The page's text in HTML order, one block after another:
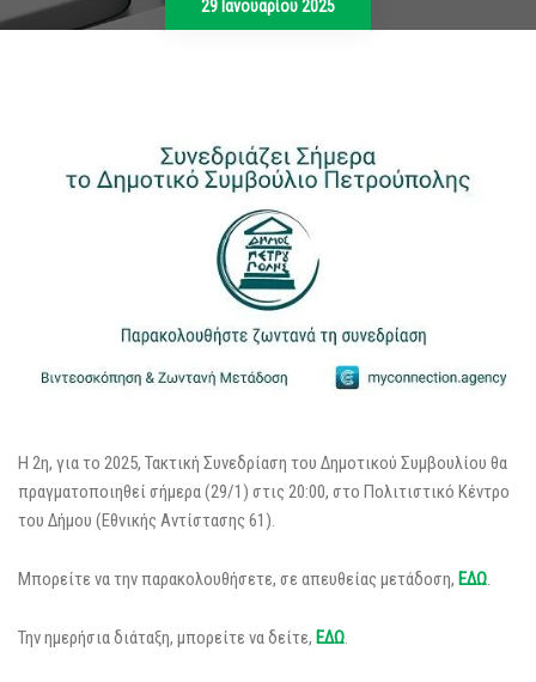
29 Ιανουαρίου 2025
Η 2η, για το 2025, Τακτική Συνεδρίαση του Δημοτικού Συμβουλίου θα
πραγματοποιηθεί σήμερα (29/1) στις 20:00, στο Πολιτιστικό Κέντρο
του Δήμου (Εθνικής Αντίστασης 61).
Μπορείτε να την παρακολουθήσετε, σε απευθείας μετάδοση, ΕΔΩ.
Την ημερήσια διάταξη, μπορείτε να δείτε, ΕΔΩ.